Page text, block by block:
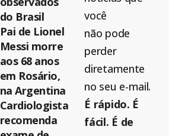
do Brasil
Pai de Lionel
Messi morre
aos 68 anos
em Rosário,
na Argentina
Cardiologista
recomenda
você
não pode
perder
diretamente
no seu e-mail.
É rápido. É
fácil. É de